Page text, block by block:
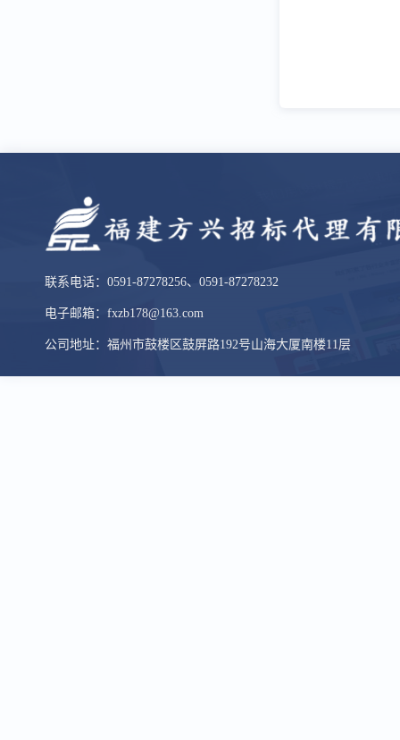
联系电话：0591-87278256、0591-87278232
电子邮箱：fxzb178@163.com
公司地址：福州市鼓楼区鼓屏路192号山海大厦南楼11层